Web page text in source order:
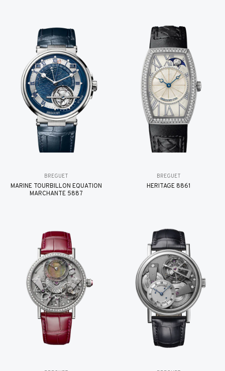
BREGUET
MARINE TOURBILLON ÉQUATION
MARCHANTE 5887
BREGUET
HÉRITAGE 8861